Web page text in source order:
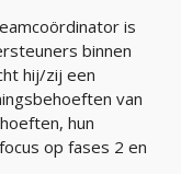
is
binnen
hij/zij een
van
hun
op fases 2 en